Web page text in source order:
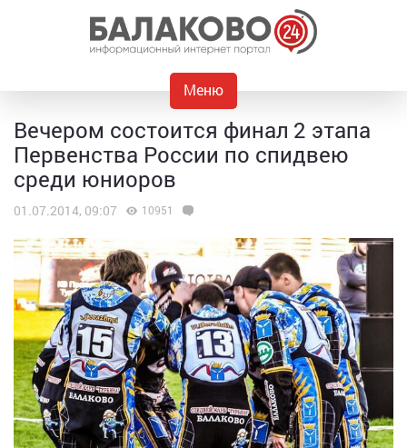
Меню
Вечером состоится финал 2 этапа
Первенства России по спидвею
среди юниоров
01.07.2014, 09:07 10951